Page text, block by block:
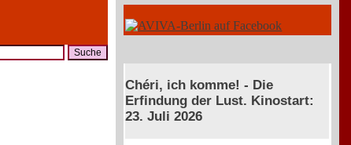
Chéri, ich komme! - Die
Erfindung der Lust. Kinostart:
23. Juli 2026